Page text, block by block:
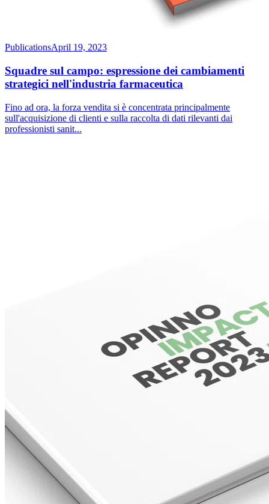
PublicationsApril 19, 2023
Squadre sul campo: espressione dei cambiamenti
strategici nell'industria farmaceutica
Fino ad ora, la forza vendita si è concentrata principalmente
sull'acquisizione di clienti e sulla raccolta di dati rilevanti dai
professionisti sanit...